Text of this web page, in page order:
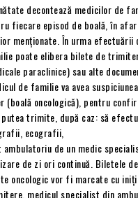
decontează medicilor de
fiecare episod de boală, în
menționate. În urma efectuării
poate elibera bilete de
paraclinice) sau alte
de familie va avea
(boală oncologică), pentru
trimite, după caz: să
ecografii,
de un medic
de zi ori continuă. Biletele
oncologic vor fi marcate cu
medicul specialist din